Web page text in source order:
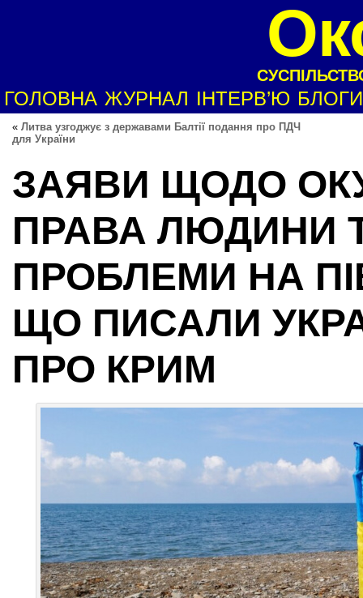
ГОЛОВНА ЖУРНАЛ ІНТЕРВ’Ю БЛОГИ
« Литва узгоджує з державами Балтії подання про ПДЧ
для України
ЗАЯВИ ЩОДО
ПРАВА ЛЮДИНИ
ПРОБЛЕМИ НА
ЩО ПИСАЛИ
ПРО КРИМ